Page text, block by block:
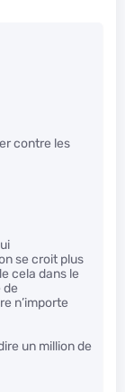
contre les
se croit plus
cela dans le
de
n’importe
un million de